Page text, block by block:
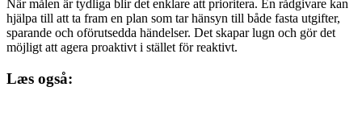
När målen är tydliga blir det enklare att prioritera. En rådgivare kan
hjälpa till att ta fram en plan som tar hänsyn till både fasta utgifter,
sparande och oförutsedda händelser. Det skapar lugn och gör det
möjligt att agera proaktivt i stället för reaktivt.
Læs også: